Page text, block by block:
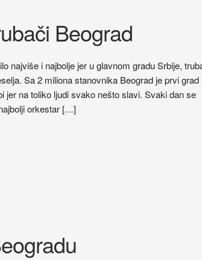
Beograd
najviše i najbolje jer u glavnom gradu Srbije,
Sa 2 miliona stanovnika Beograd je prvi grad
jer na toliko ljudi svako nešto slavi. Svaki dan se
orkestar […]